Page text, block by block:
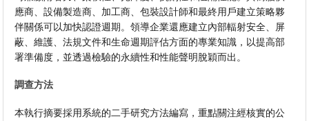
應商、設備製造商、加工商、包裝設計師和最終用戶建立策略夥
伴關係可以加快認證週期。領導企業還應建立內部輻射安全、屏
蔽、維護、法規文件和生命週期評估方面的專業知識，以提高部
署準備度，並透過檢驗的永續性和性能聲明脫穎而出。
調查方法
本執行摘要採用系統的二手研究方法編寫，重點關注經核實的公